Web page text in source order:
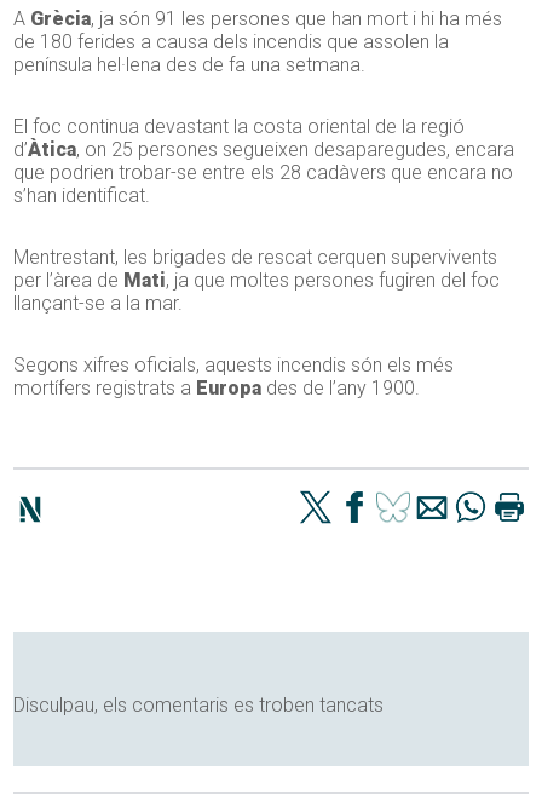
A Grècia, ja són 91 les persones que han mort i hi ha més
de 180 ferides a causa dels incendis que assolen la
península hel·lena des de fa una setmana.
El foc continua devastant la costa oriental de la regió
d’Àtica, on 25 persones segueixen desaparegudes, encara
que podrien trobar-se entre els 28 cadàvers que encara no
s’han identificat.
Mentrestant, les brigades de rescat cerquen supervivents
per l’àrea de Mati, ja que moltes persones fugiren del foc
llançant-se a la mar.
Segons xifres oficials, aquests incendis són els més
mortífers registrats a Europa des de l’any 1900.
Disculpau, els comentaris es troben tancats